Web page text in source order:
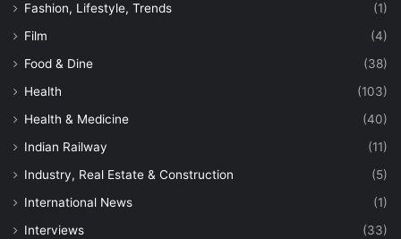
Fashion, Lifestyle, Trends
(1)
Film
(4)
Food & Dine
(38)
Health
(103)
Health & Medicine
(40)
Indian Railway
(11)
Industry, Real Estate & Construction
(5)
International News
(1)
Interviews
(33)